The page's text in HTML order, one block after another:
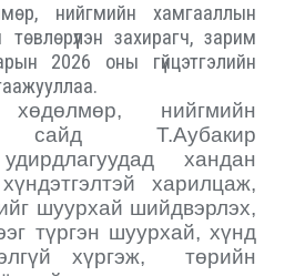
нийгмийн хамгааллын
төвлөрүүлэн захирагч, зарим
2026 оны гүйцэтгэлийн
нийгмийн
сайд Т.Аубакир
хандан
харилцаж,
шуурхай шийдвэрлэх,
түргэн шуурхай, хүнд
хүргэж, төрийн